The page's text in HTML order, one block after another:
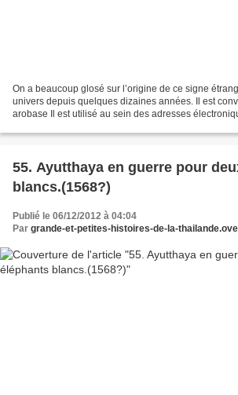
On a beaucoup glosé sur l’origine de ce signe
univers depuis quelques dizaines années. Il est
arobase Il est utilisé au sein des adresses
55. Ayutthaya en guerre pour
blancs.(1568?)
Publié le 06/12/2012 à 04:04
Par grande-et-petites-histoires-de-la-